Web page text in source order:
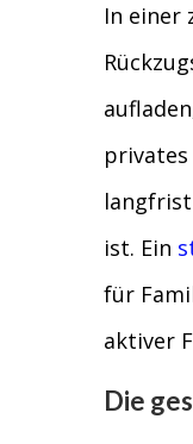
In einer
privates
ist. Ein
für
aktiver
Die